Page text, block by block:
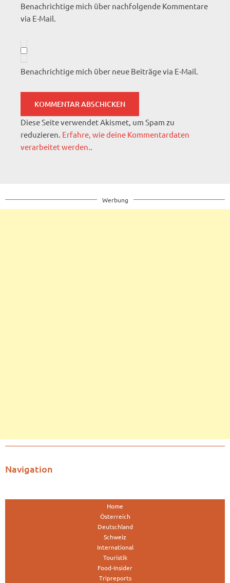
Benachrichtige mich über nachfolgende Kommentare
via E-Mail.
Benachrichtige mich über neue Beiträge via E-Mail.
Diese Seite verwendet Akismet, um Spam zu
reduzieren. Erfahre, wie deine Kommentardaten
verarbeitet werden..
Werbung
Navigation
Home
Österreich
Deutschland
Schweiz
International
Touristik
Food-Insider
Tripreports